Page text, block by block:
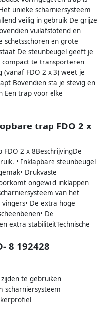
unieke scharniersysteem
veilig in gebruik De grijze
vuilafstotend en
schetsschoren en grote
De steunbeugel geeft je
te transporteren
(vanaf FDO 2 x 3) weet je
Bovendien sta je stevig en
Een trap voor elke
trap FDO 2 x
2 x 8BeschrijvingDe
• Inklapbare steunbeugel
Drukvaste
ongewild inklappen
van het
De extra hoge
De
extra stabiliteitTechnische
8 192428
te gebruiken
scharniersysteem